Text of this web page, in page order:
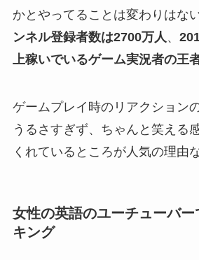
かとやってることは変わりはな
ンネル登録者数は2700万人 、
上稼いでいるゲーム実況者の王
ゲームプレイ時のリアクション
うるさすぎず、ちゃんと笑える
くれているところが人気の理由
女性の英語のユーチューバ
キング